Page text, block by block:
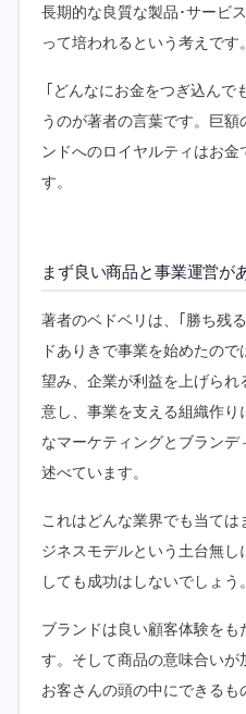
長期的な良質な製品･サービ
って培われるという考えです。
｢どんなにお金をつぎ込んで
うのが著者の言葉です。巨
ンドへのロイヤルティはお金
す。
まず良い商品と事業運営が
著者のベドベリは、｢勝ち残
ドありきで事業を始めたの
望み、企業が利益を上げられ
意し、事業を支える組織作
なマーケティングとブランデ
述べています。
これはどんな業界でも当て
ジネスモデルという土台無
しても成功はしないでしょう。
ブランドは良い顧客体験を
す。そして商品の意味合いが
お客さんの頭の中にできるも